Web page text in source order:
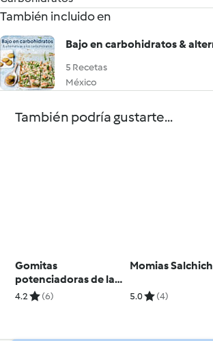
También incluido en
5 Recetas
México
También podría gustarte...
Gomitas
potenciadoras de la
belleza
4.2 (6)
Momias
5.0 (4)